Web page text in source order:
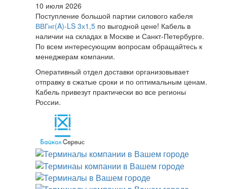
10 июля 2026
Поступление большой партии силового кабеля
ВВГнг(A)-LS 3х1,5 по выгодной цене! Кабель в
наличии на складах в Москве и Санкт-Петербурге.
По всем интересующим вопросам обращайтесь к
менеджерам компании.
Оперативный отдел доставки организовывает
отправку в сжатые сроки и по оптимальным ценам.
Кабель привезут практически во все регионы
России.